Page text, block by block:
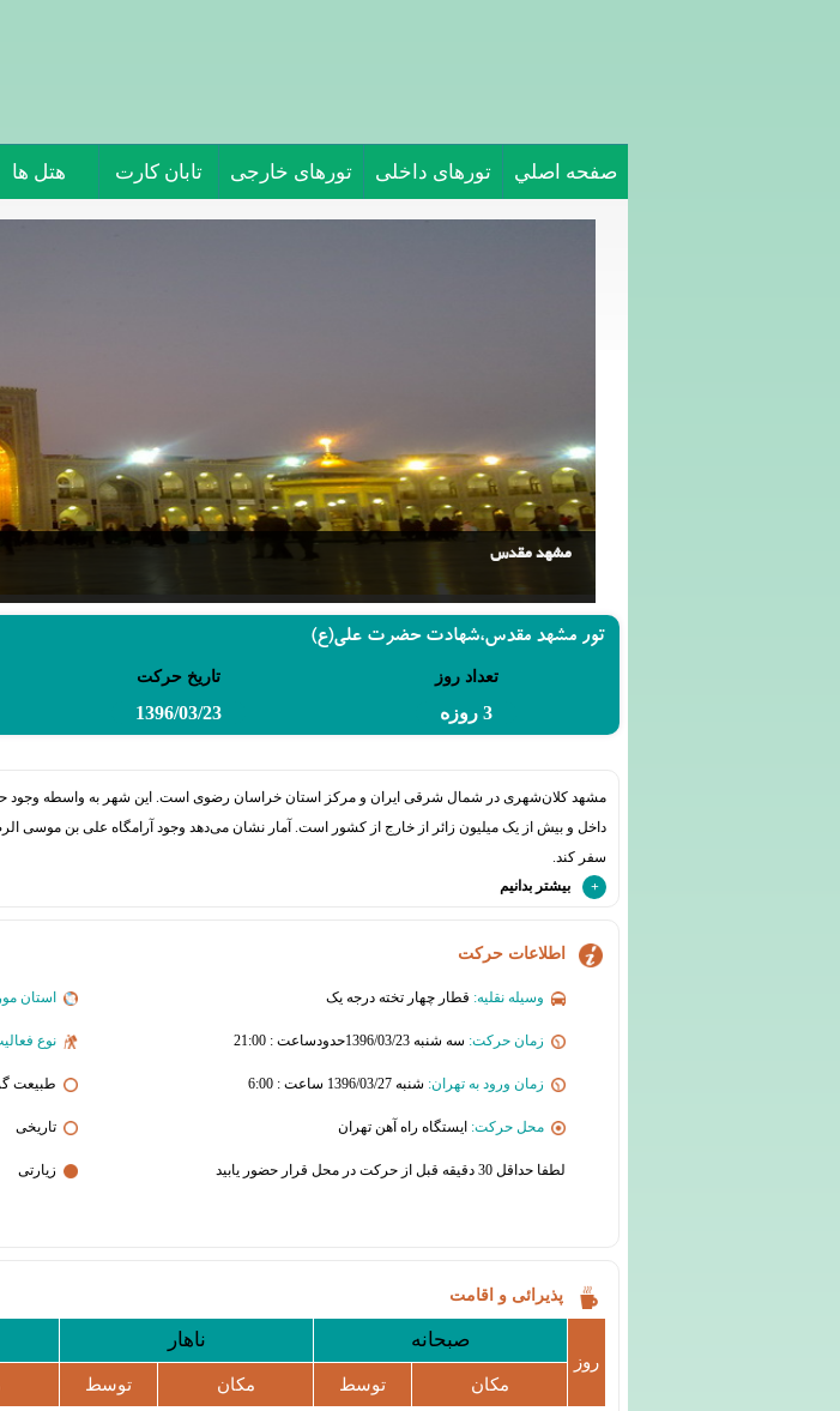
صفحه اصلي تورهای داخلی تورهای خارجی تابان کارت هتل ها
مشهد مقدس
تور مشهد مقدس،شهادت حضرت علی(ع)
تعداد روز تاریخ حرکت
3 روزه 1396/03/23
داخل و بیش از یک میلیون زائر از خارج از کشور است. آمار نشان می‌دهد وجود آرامگاه علی بن موسی
سفر کند.
بیشتر بدانیم
اطلاعات حرکت
وسیله نقلیه: قطار چهار تخته درجه یک
زمان حرکت: سه شنبه 1396/03/23حدودساعت : 21:00
زمان ورود به تهران: شنبه 1396/03/27 ساعت : 6:00
محل حرکت: ایستگاه راه آهن تهران
لطفا حداقل 30 دقیقه قبل از حرکت در محل قرار حضور یابید
استان
نوع
طبیعت
تاریخی
زیارتی
پذیرائی و اقامت
روز
صبحانه ناهار
مکان توسط مکان توسط